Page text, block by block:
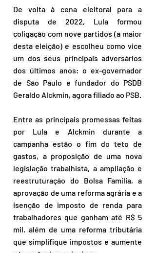
De volta à cena eleitoral para a
disputa de 2022, Lula formou
coligação com nove partidos (a maior
desta eleição) e escolheu como vice
um dos seus principais adversários
dos últimos anos: o ex-governador
de São Paulo e fundador do PSDB
Geraldo Alckmin, agora filiado ao PSB.
Entre as principais promessas feitas
por Lula e Alckmin durante a
campanha estão o fim do teto de
gastos, a proposição de uma nova
legislação trabalhista, a ampliação e
reestruturação do Bolsa Família, a
aprovação de uma reforma agrária e a
isenção de imposto de renda para
trabalhadores que ganham até R$ 5
mil, além de uma reforma tributária
que simplifique impostos e aumente